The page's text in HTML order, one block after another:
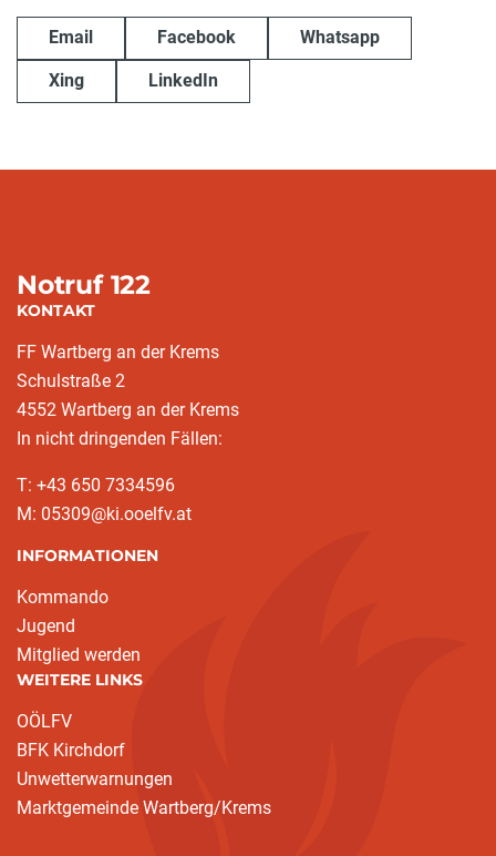
Email Facebook Whatsapp
Xing LinkedIn
Notruf 122
KONTAKT
FF Wartberg an der Krems
Schulstraße 2
4552 Wartberg an der Krems
In nicht dringenden Fällen:
T: +43 650 7334596
M: 05309@ki.ooelfv.at
INFORMATIONEN
Kommando
Jugend
Mitglied werden
WEITERE LINKS
OÖLFV
BFK Kirchdorf
Unwetterwarnungen
Marktgemeinde Wartberg/Krems